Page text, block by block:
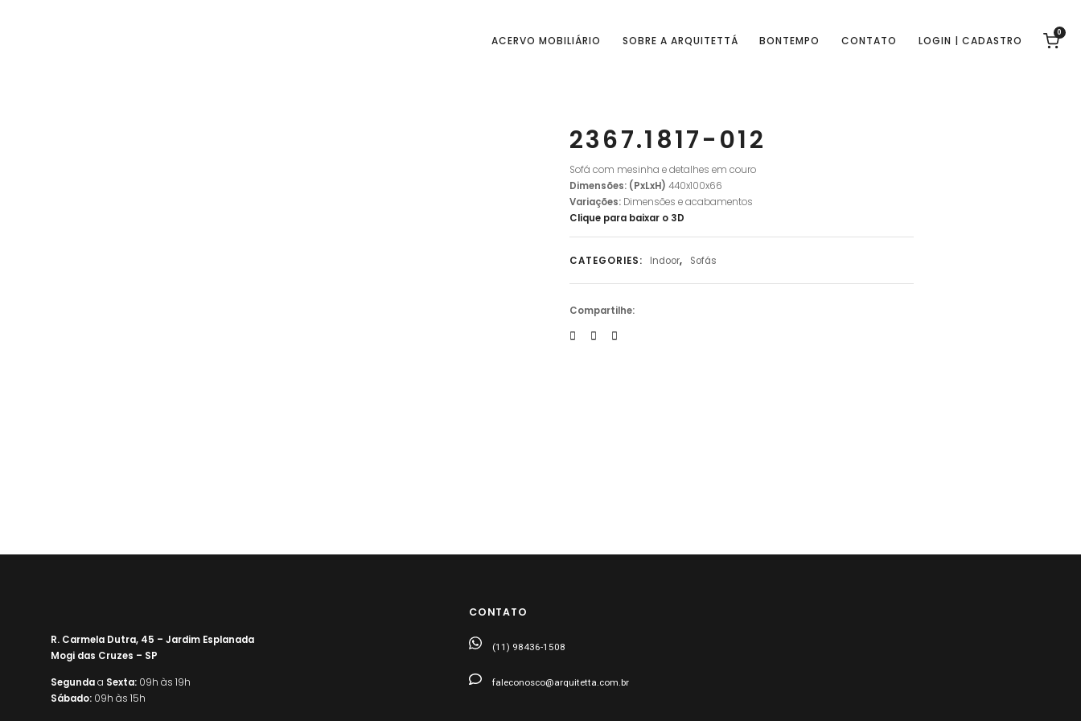
ACERVO MOBILIÁRIO SOBRE A ARQUITETTÁ BONTEMPO CONTATO LOGIN | CADASTRO
0
2367.1817-012
Sofá com mesinha e detalhes em couro
Dimensões: (PxLxH) 440x100x66
Variações: Dimensões e acabamentos
Clique para baixar o 3D
CATEGORIES: Indoor, Sofás
Compartilhe:
R. Carmela Dutra, 45 – Jardim Esplanada
Mogi das Cruzes – SP
Segundaa Sexta:09h às 19h
Sábado:09h às 15h
CONTATO
(11) 98436-1508
faleconosco@arquitetta.com.br